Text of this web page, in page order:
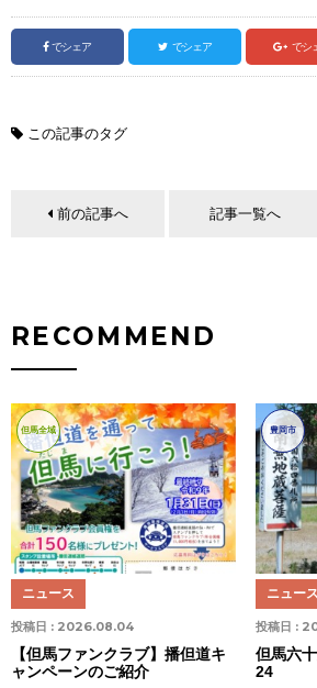
でシェア でシェア でシ
この記事のタグ
前の記事へ 記事一覧へ
RECOMMEND
但馬全域
投稿日 : 2026.08.04
ニュース
【但馬ファンクラブ】播但道キ
ャンペーンのご紹介
豊岡市
投稿日 :
ニュース
但馬六
24